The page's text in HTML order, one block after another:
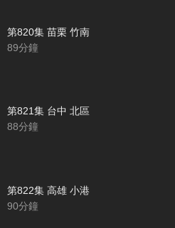
第820集 苗栗 竹南
89分鐘
第821集 台中 北區
88分鐘
第822集 高雄 小港
90分鐘